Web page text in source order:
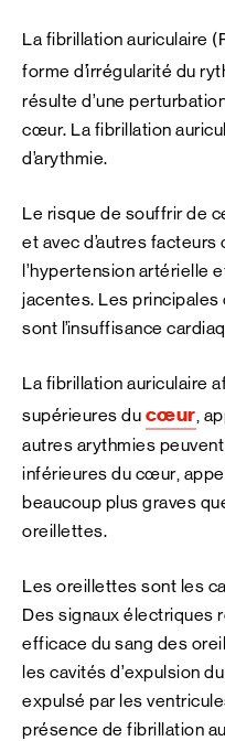
La fibrillation auriculaire
forme d’irrégularité du
résulte d’une
cœur. La fibrillation
d’arythmie.
Le risque de souffrir de
et avec d’autres
l’hypertension artérielle
jacentes. Les
sont l’insuffisance
La fibrillation auriculaire
supérieures du cœur,
autres arythmies
inférieures du cœur,
beaucoup plus graves
oreillettes.
Les oreillettes sont les
Des signaux électriques
efficace du sang des
les cavités d’expulsion
expulsé par les
présence de fibrillation